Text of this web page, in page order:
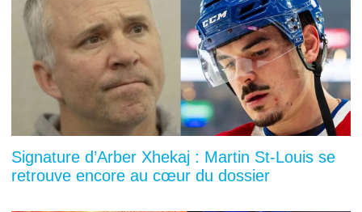
Signature d’Arber Xhekaj : Martin St-Louis se
retrouve encore au cœur du dossier